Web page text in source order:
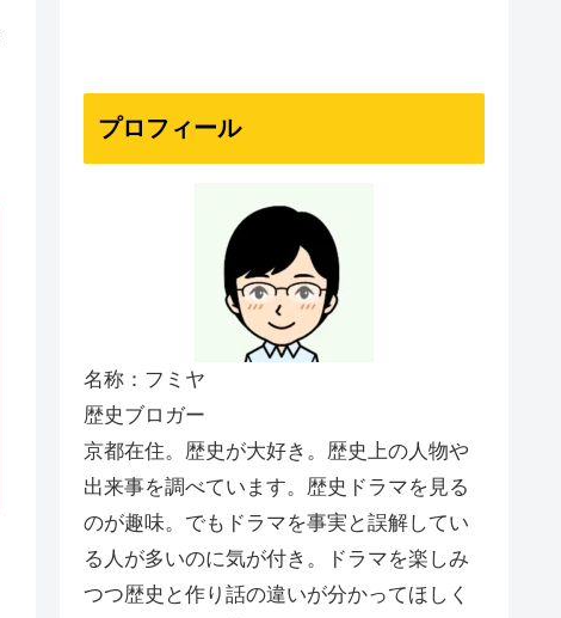
プロフィール
名称：フミヤ
歴史ブロガー
京都在住。歴史が大好き。歴史上の人物や
出来事を調べています。歴史ドラマを見る
のが趣味。でもドラマを事実と誤解してい
る人が多いのに気が付き。ドラマを楽しみ
つつ歴史と作り話の違いが分かってほしく